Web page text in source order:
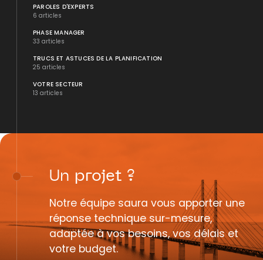
PAROLES D'EXPERTS
6 articles
PHASE MANAGER
33 articles
TRUCS ET ASTUCES DE LA PLANIFICATION
25 articles
VOTRE SECTEUR
13 articles
Un projet ?
Notre équipe saura vous apporter une
réponse technique sur-mesure,
adaptée à vos besoins, vos délais et
votre budget.